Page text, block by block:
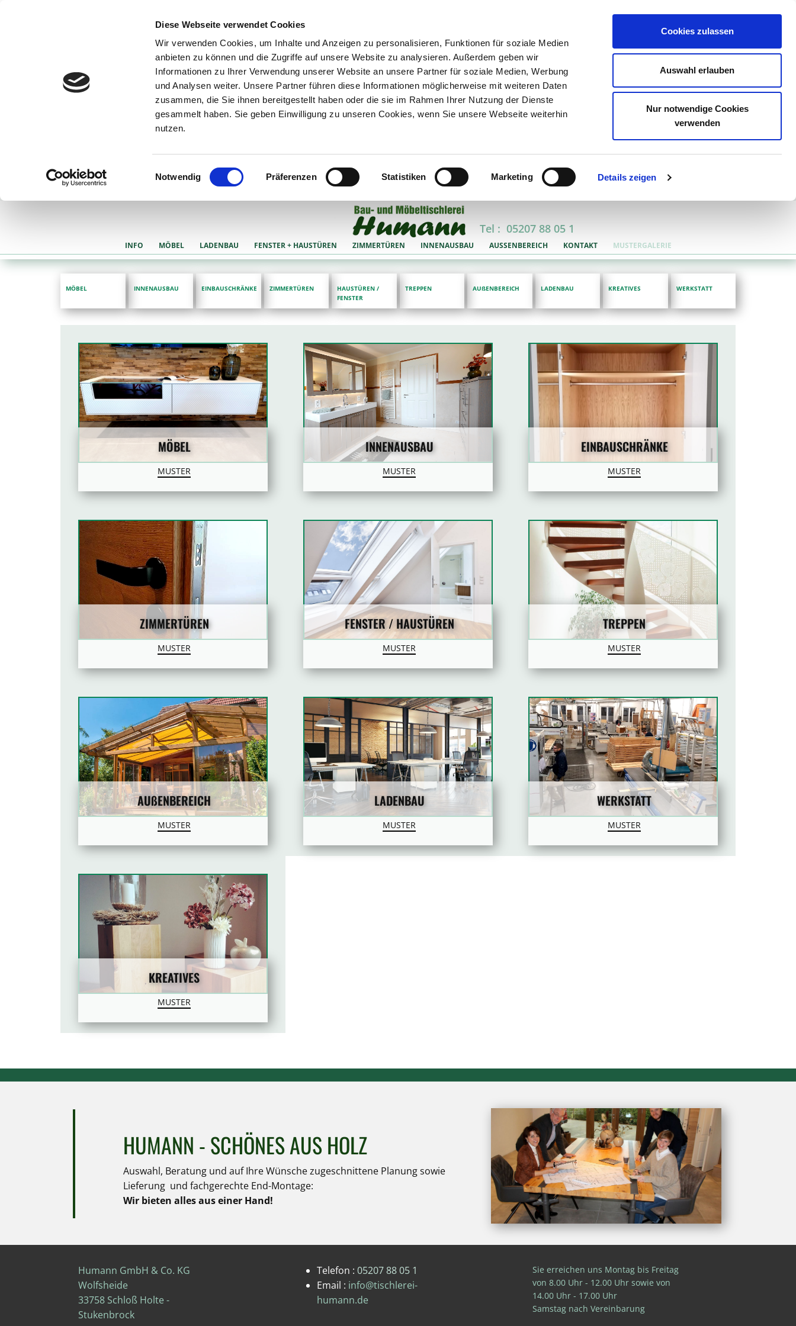
Diese Webseite verwendet Cookies
Wir verwenden Cookies, um Inhalte und Anzeigen zu personalisieren, Funktionen für soziale Medien
anbieten zu können und die Zugriffe auf unsere Website zu analysieren. Außerdem geben wir
Informationen zu Ihrer Verwendung unserer Website an unsere Partner für soziale Medien, Werbung
und Analysen weiter. Unsere Partner führen diese Informationen möglicherweise mit weiteren Daten
zusammen, die Sie ihnen bereitgestellt haben oder die sie im Rahmen Ihrer Nutzung der Dienste
gesammelt haben. Sie geben Einwilligung zu unseren Cookies, wenn Sie unsere Webseite weiterhin
nutzen.
Einwilligungsauswahl
Notwendig Präferenzen Statistiken Marketing Details zeigen
Cookies zulassen
Auswahl erlauben
Nur notwendige Cookies
verwenden
Tel : 05207 88 05 1
INFO MÖBEL LADENBAU FENSTER + HAUSTÜREN ZIMMERTÜREN INNENAUSBAU AUSSENBEREICH KONTAKT MUSTERGALERIE
MÖBEL INNENAUSBAU EINBAUSCHRÄNKE ZIMMERTÜREN
HAUSTÜREN /
FENSTER
TREPPEN AUßENBEREICH LADENBAU KREATIVES WERKSTATT
MÖBEL
MUSTER
INNENAUSBAU
MUSTER
EINBAUSCHRÄNKE
MUSTER
ZIMMERTÜREN
MUSTER
FENSTER / HAUSTÜREN
MUSTER
TREPPEN
MUSTER
AUßENBEREICH
MUSTER
LADENBAU
MUSTER
WERKSTATT
MUSTER
KREATIVES
MUSTER
HUMANN - SCHÖNES AUS HOLZ
Auswahl, Beratung und auf Ihre Wünsche zugeschnittene Planung sowie
Lieferung und fachgerechte End-Montage:
Wir bieten alles aus einer Hand!
Humann GmbH & Co. KG
Wolfsheide
33758 Schloß Holte -
Stukenbrock
Telefon : 05207 88 05 1
Email : info@tischlerei-
humann.de
Sie erreichen uns Montag bis Freitag
von 8.00 Uhr - 12.00 Uhr sowie von
14.00 Uhr - 17.00 Uhr
Samstag nach Vereinbarung